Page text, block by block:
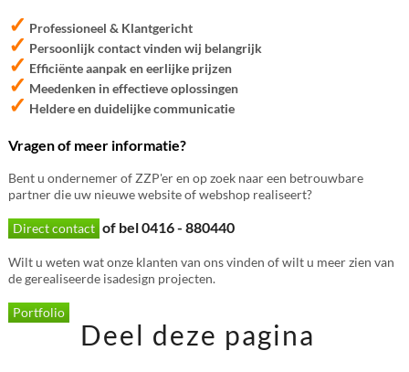
✓ Professioneel & Klantgericht
✓ Persoonlijk contact vinden wij belangrijk
✓ Efficiënte aanpak en eerlijke prijzen
✓ Meedenken in effectieve oplossingen
✓ Heldere en duidelijke communicatie
Vragen of meer informatie?
Bent u ondernemer of ZZP'er en op zoek naar een betrouwbare
partner die uw nieuwe website of webshop realiseert?
Direct contact of bel 0416 - 880440
Wilt u weten wat onze klanten van ons vinden of wilt u meer zien van
de gerealiseerde isadesign projecten.
Portfolio
Deel deze pagina